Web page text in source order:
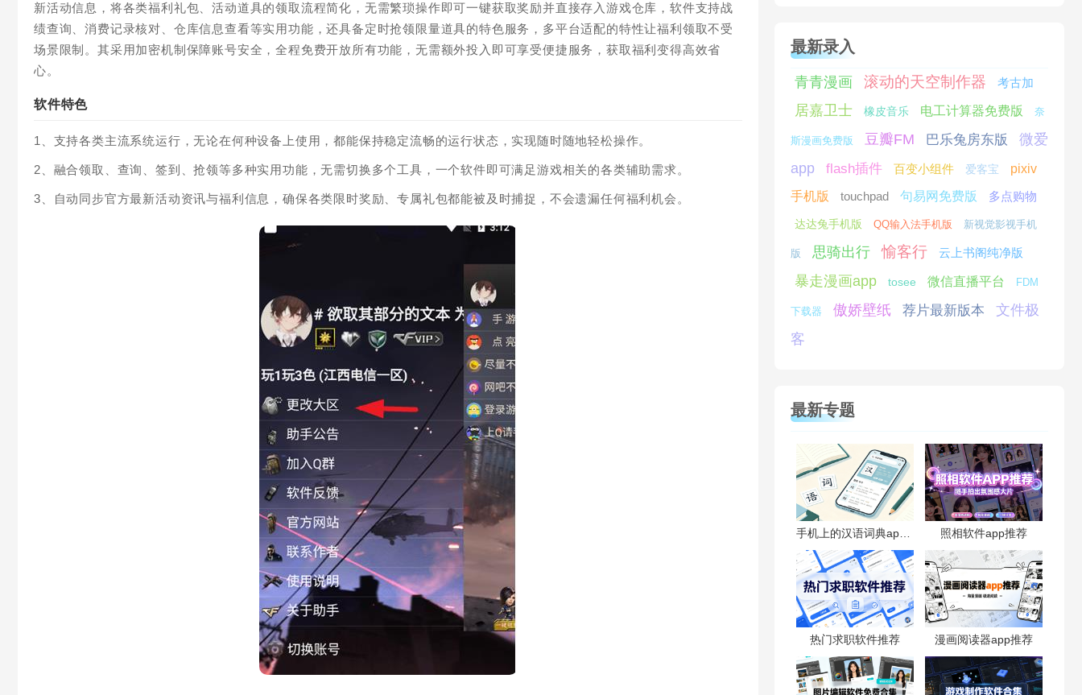
新活动信息，将各类福利礼包、活动道具的领取流程简化，无需繁琐操作即可一键获取奖励并直接存入游戏仓库，软件支持战
绩查询、消费记录核对、仓库信息查看等实用功能，还具备定时抢领限量道具的特色服务，多平台适配的特性让福利领取不受
场景限制。其采用加密机制保障账号安全，全程免费开放所有功能，无需额外投入即可享受便捷服务，获取福利变得高效省
心。
软件特色
1、支持各类主流系统运行，无论在何种设备上使用，都能保持稳定流畅的运行状态，实现随时随地轻松操作。
2、融合领取、查询、签到、抢领等多种实用功能，无需切换多个工具，一个软件即可满足游戏相关的各类辅助需求。
3、自动同步官方最新活动资讯与福利信息，确保各类限时奖励、专属礼包都能被及时捕捉，不会遗漏任何福利机会。
最新录入
青青漫画 滚动的天空制作器 考古加
居嘉卫士 橡皮音乐 电工计算器免费版 奈
斯漫画免费版 豆瓣FM 巴乐兔房东版
微爱
app
flash插件 百变小组件 爱客宝
pixiv
手机版
touchpad 句易网免费版 多点购物
达达兔手机版 QQ输入法手机版 新视觉影视手机
版 思骑出行 愉客行 云上书阁纯净版
暴走漫画app tosee 微信直播平台 FDM
下载器 傲娇壁纸 荐片最新版本
文件极
客
最新专题
照相软件app推荐
热门求职软件推荐 漫画阅读器app推荐